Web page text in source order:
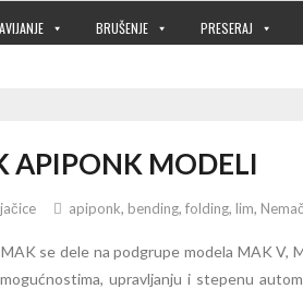
BRUŠENJE PRESERAJ
APIPONK MODELI
apiponk, bending, folding, lim,
se dele na podgrupe modela MAK V,
upravljanju i stepenu